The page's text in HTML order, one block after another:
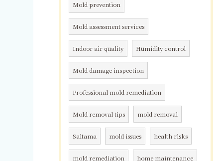
Mold prevention
Mold assessment services
Indoor air quality Humidity control
Mold damage inspection
Professional mold remediation
Mold removal tips mold removal
Saitama mold issues health risks
mold remediation home maintenance